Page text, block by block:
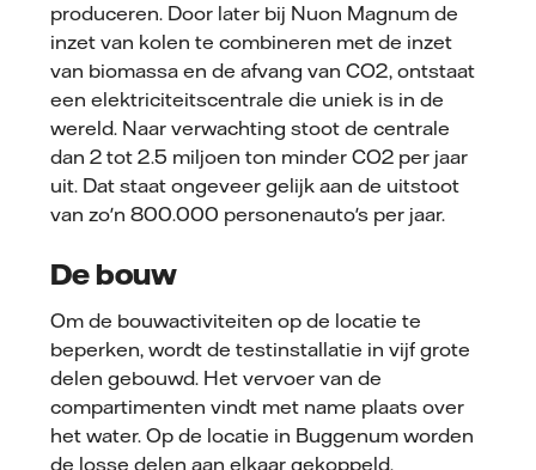
produceren. Door later bij Nuon Magnum de
inzet van kolen te combineren met de inzet
van biomassa en de afvang van CO2, ontstaat
een elektriciteitscentrale die uniek is in de
wereld. Naar verwachting stoot de centrale
dan 2 tot 2.5 miljoen ton minder CO2 per jaar
uit. Dat staat ongeveer gelijk aan de uitstoot
van zo'n 800.000 personenauto's per jaar.
De bouw
Om de bouwactiviteiten op de locatie te
beperken, wordt de testinstallatie in vijf grote
delen gebouwd. Het vervoer van de
compartimenten vindt met name plaats over
het water. Op de locatie in Buggenum worden
de losse delen aan elkaar gekoppeld.